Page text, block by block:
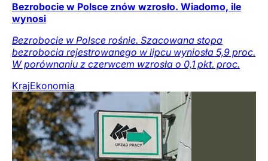
Bezrobocie w Polsce znów wzrosło. Wiadomo, ile
wynosi
Bezrobocie w Polsce rośnie. Szacowana stopa
bezrobocia rejestrowanego w lipcu wyniosła 5,9 proc.
W porównaniu z czerwcem wzrosła o 0,1 pkt. proc.
KrajEkonomia